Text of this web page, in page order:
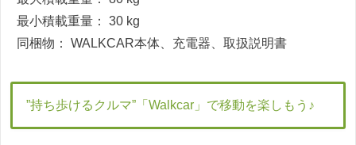
最小積載重量： 30 kg
同梱物： WALKCAR本体、充電器、取扱説明書
”持ち歩けるクルマ”「Walkcar」で移動を楽しもう♪